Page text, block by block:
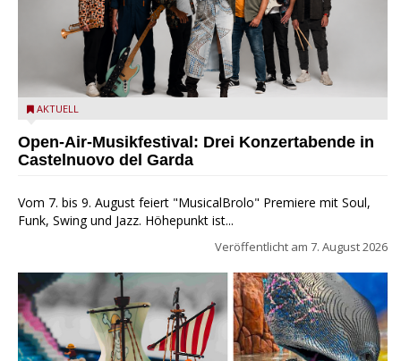
Castelnuovo del Garda: Die "Dirotta su Cuba" zu Gast beim
AKTUELL
Open-Air-Musikfestival: Drei Konzertabende in
Castelnuovo del Garda
Vom 7. bis 9. August feiert "MusicalBrolo" Premiere mit Soul,
Funk, Swing und Jazz. Höhepunkt ist...
Veröffentlicht am 7. August 2026